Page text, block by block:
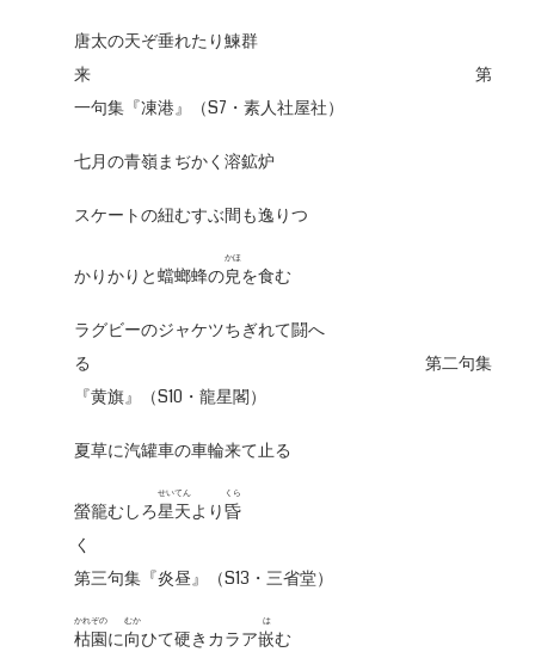
唐太の天ぞ垂れたり鰊群
来 第
一句集『凍港』（S7・素人社屋社）
七月の青嶺まぢかく溶鉱炉
スケートの紐むすぶ間も逸りつゝ
かりかりと蟷螂蜂の皃
かほ
を食む
ラグビーのジャケツちぎれて闘へ
る 第二句集
『黄旗』（S10・龍星閣）
夏草に汽罐車の車輪来て止る
螢籠むしろ星天
せいてん
より昏
くら
く
第三句集『炎昼』（S13・三省堂）
枯園
かれぞの
に向
むか
ひて硬きカラア嵌
は
む